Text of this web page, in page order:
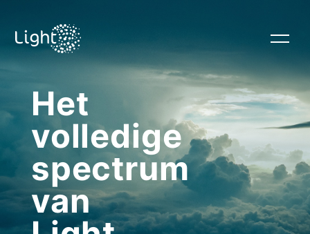
HOME
RISK STRATEGY
HUMAN CAPITAL
Het
volledige
spectrum
van